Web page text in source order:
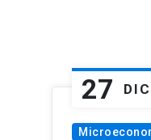
27 DIC